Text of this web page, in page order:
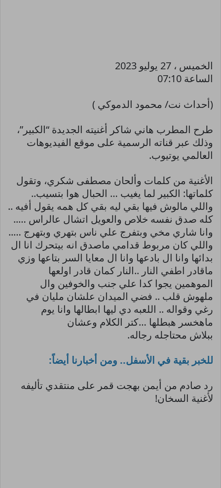
الخميس ، 27 يوليو 2023
الساعة 07:10
(أحداث نت/ محمود الدموكي )
طرح المطرب هاني شاكر أغنيته الجديدة “الكبير”،
وذلك عبر قناته الرسمية على موقع الفيديوهات
العالمي يوتيوب.
الأغنية من كلمات وألحان مصطفى شكري، وتقول
كلماتها: الكبير لما يغيب … الحبال هوا بتسيب..
واللي مالوش فيها بقي ليه بقي كل همه يقول أفيه ..
كله صدق نفسه خلاص والعويل اتشال عالراس …..
وانا شاري مخي وبتفرج علي ناس بتهري وبتهرج …..
واللي كان مربوط قدامي ماصدق انه بيتحرك انا ال
بدائها وانا ال بادعها وانا ال معايا السر بتاعها وزي
ماقادر اطفي النار ..النار كمان قادر اولعها
الموهمين يجوا كدا علي جنب والخوفين وال
ملهوش قلب .. فضي الميدان علشان مليان في
رغي وقواله .. اللعبه دي ليها ابطالها وانا يوم
ماهخسر هبطلها …كتر الكلام وعشان
ببلاش محتاجله رجاله.
للخبر بقية في الأسفل.. ومن أخبارنا أيضاً:
رد صادم من أيمن بهجت قمر على منتقدي تأليفه
لأغنية السخان!